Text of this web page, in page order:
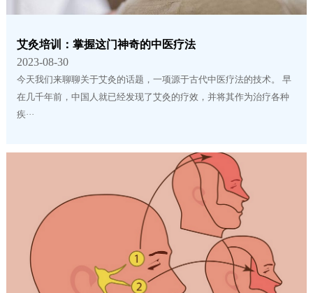
艾灸培训：掌握这门神奇的中医疗法
2023-08-30
今天我们来聊聊关于艾灸的话题，一项源于古代中医疗法的技术。 早
在几千年前，中国人就已经发现了艾灸的疗效，并将其作为治疗各种
疾···